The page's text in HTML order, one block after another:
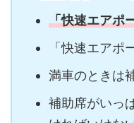
「快速エアポ
「快速エアポ
満車のときは
補助席がいっ